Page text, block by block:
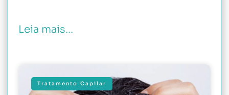
Leia mais...
Tratamento Capilar